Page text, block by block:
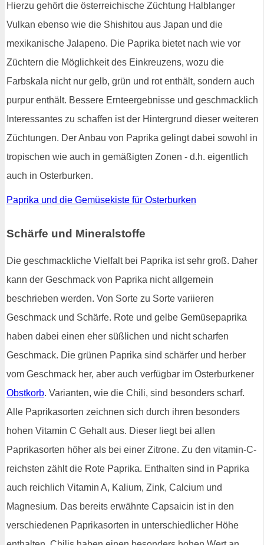
Hierzu gehört die österreichische Züchtung Halblanger
Vulkan ebenso wie die Shishitou aus Japan und die
mexikanische Jalapeno. Die Paprika bietet nach wie vor
Züchtern die Möglichkeit des Einkreuzens, wozu die
Farbskala nicht nur gelb, grün und rot enthält, sondern auch
purpur enthält. Bessere Ernteergebnisse und geschmacklich
Interessantes zu schaffen ist der Hintergrund dieser weiteren
Züchtungen. Der Anbau von Paprika gelingt dabei sowohl in
tropischen wie auch in gemäßigten Zonen - d.h. eigentlich
auch in Osterburken.
Paprika und die Gemüsekiste für Osterburken
Schärfe und Mineralstoffe
Die geschmackliche Vielfalt bei Paprika ist sehr groß. Daher
kann der Geschmack von Paprika nicht allgemein
beschrieben werden. Von Sorte zu Sorte variieren
Geschmack und Schärfe. Rote und gelbe Gemüsepaprika
haben dabei einen eher süßlichen und nicht scharfen
Geschmack. Die grünen Paprika sind schärfer und herber
vom Geschmack her, aber auch verfügbar im Osterburkener
Obstkorb. Varianten, wie die Chili, sind besonders scharf.
Alle Paprikasorten zeichnen sich durch ihren besonders
hohen Vitamin C Gehalt aus. Dieser liegt bei allen
Paprikasorten höher als bei einer Zitrone. Zu den vitamin-C-
reichsten zählt die Rote Paprika. Enthalten sind in Paprika
auch reichlich Vitamin A, Kalium, Zink, Calcium und
Magnesium. Das bereits erwähnte Capsaicin ist in den
verschiedenen Paprikasorten in unterschiedlicher Höhe